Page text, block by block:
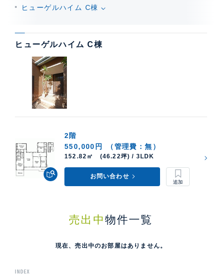
ヒューゲルハイム C棟
ヒューゲルハイム C棟
2階
550,000円
（管理費：無）
152.82㎡ (46.22坪) / 3LDK
お問い合わせ
売出中 物件一覧
現在、売出中のお部屋はありません。
INDEX